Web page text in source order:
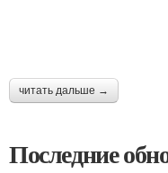
читать дальше →
Последние